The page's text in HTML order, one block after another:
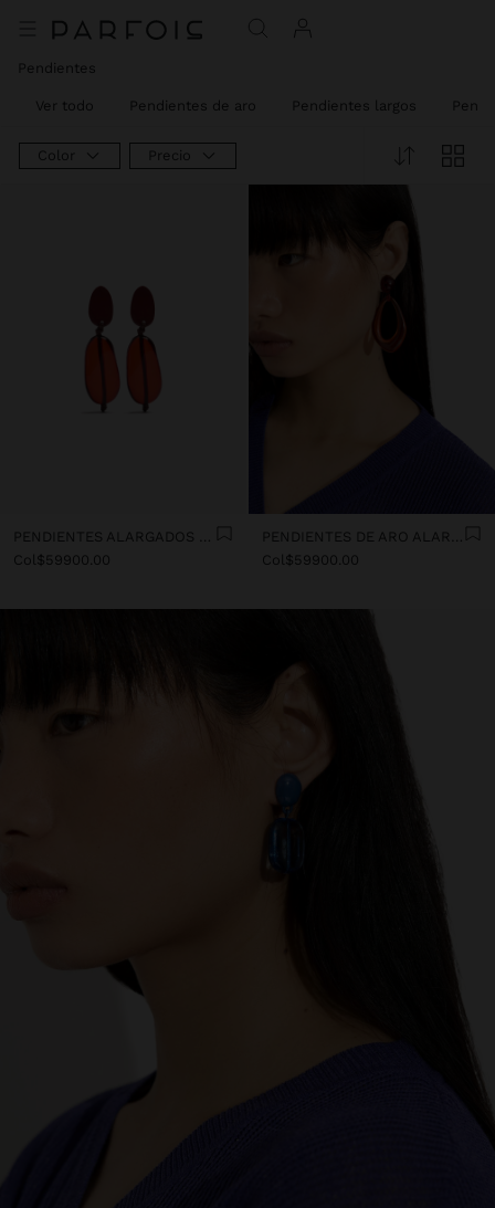
Pendientes
Ver todo Pendientes de aro Pendientes largos
Color Precio
PENDIENTES ALARGADOS DE RESINA SEMITRANSPARENTE
Col$59900.00
PENDIENTES DE ARO ALARGADOS DE RESINA TRANSPARENTE
Col$59900.00